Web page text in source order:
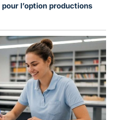
l’option productions